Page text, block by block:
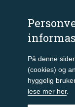
På denne
(cookies) og
hyggelig
lese mer her.